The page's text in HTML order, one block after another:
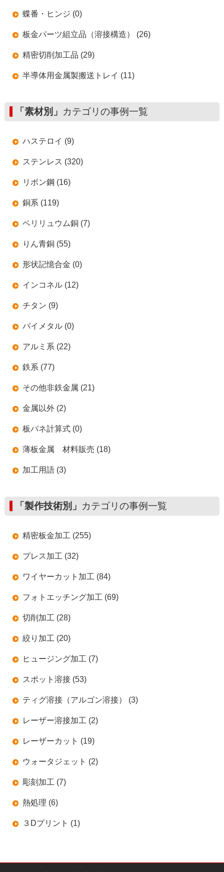
蝶番・ヒンジ (0)
板金パーツ組立品（溶接構造） (26)
精密切削加工品 (29)
半導体用金属製搬送トレイ (11)
「素材別」 カテゴリの事例一覧
ハステロイ (9)
ステンレス (320)
リボン鋼 (16)
銅系 (119)
ベリリュウム銅 (7)
りん青銅 (55)
形状記憶合金 (0)
インコネル (12)
チタン (9)
バイメタル (0)
アルミ系 (22)
鉄系 (77)
その他非鉄金属 (21)
金属以外 (2)
板バネ計算式 (0)
薄板金属 材料販売 (18)
加工用語 (3)
「製作技術別」 カテゴリの事例一覧
精密板金加工 (255)
プレス加工 (32)
ワイヤーカット加工 (84)
フォトエッチング加工 (69)
切削加工 (28)
絞り加工 (20)
ヒュージング加工 (7)
スポット溶接 (53)
ティグ溶接（アルゴン溶接） (3)
レーザー溶接加工 (2)
レーザーカット (19)
ウォータジェット (2)
彫刻加工 (7)
熱処理 (6)
３Dプリント (1)